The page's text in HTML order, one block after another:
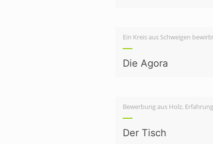
Ein Kreis aus Schweigen
Die Agora
Bewerbung aus Holz,
Der Tisch